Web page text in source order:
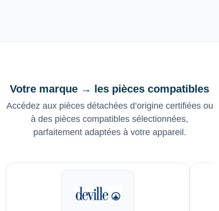
Votre marque → les pièces compatibles
Accédez aux pièces détachées d’origine certifiées ou
à des pièces compatibles sélectionnées,
parfaitement adaptées à votre appareil.